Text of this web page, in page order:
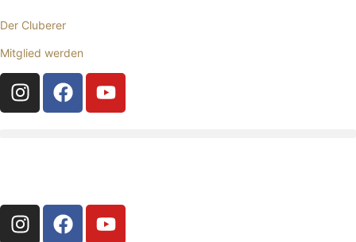
Der Cluberer
Mitglied werden